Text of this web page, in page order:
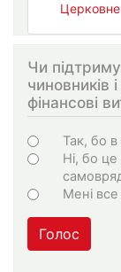
Чи
чиновників
фінансові
Варіанти
Так, бо в
Ні, бо
Мені
Голос